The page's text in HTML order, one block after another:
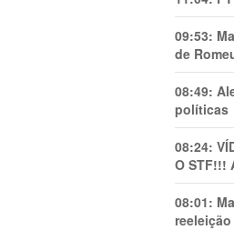
09:53:
de
08:49:
políticas
08:24:
O STF!!!
08:01: